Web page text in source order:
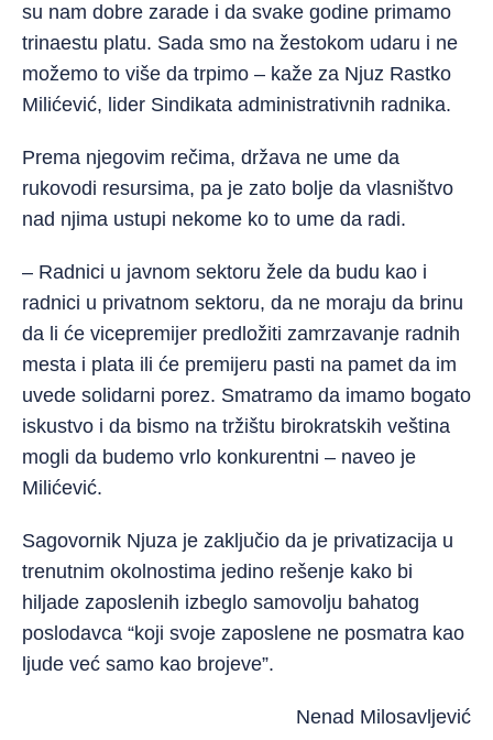
su nam dobre zarade i da svake godine primamo
trinaestu platu. Sada smo na žestokom udaru i ne
možemo to više da trpimo – kaže za Njuz Rastko
Milićević, lider Sindikata administrativnih radnika.
Prema njegovim rečima, država ne ume da
rukovodi resursima, pa je zato bolje da vlasništvo
nad njima ustupi nekome ko to ume da radi.
– Radnici u javnom sektoru žele da budu kao i
radnici u privatnom sektoru, da ne moraju da brinu
da li će vicepremijer predložiti zamrzavanje radnih
mesta i plata ili će premijeru pasti na pamet da im
uvede solidarni porez. Smatramo da imamo bogato
iskustvo i da bismo na tržištu birokratskih veština
mogli da budemo vrlo konkurentni – naveo je
Milićević.
Sagovornik Njuza je zaključio da je privatizacija u
trenutnim okolnostima jedino rešenje kako bi
hiljade zaposlenih izbeglo samovolju bahatog
poslodavca “koji svoje zaposlene ne posmatra kao
ljude već samo kao brojeve”.
Nenad Milosavljević